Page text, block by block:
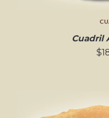
Cuadril